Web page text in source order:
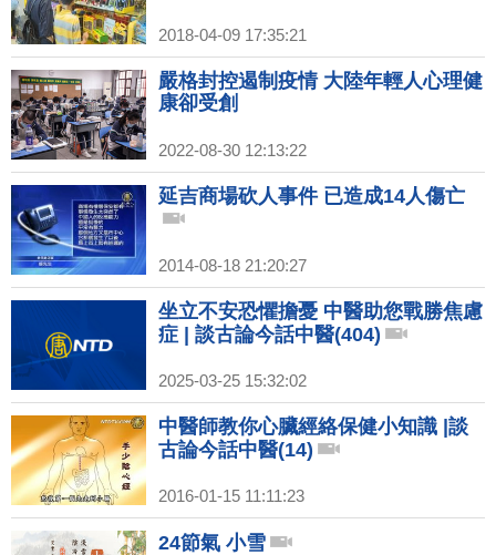
2018-04-09 17:35:21
嚴格封控遏制疫情 大陸年輕人心理健
康卻受創
2022-08-30 12:13:22
延吉商場砍人事件 已造成14人傷亡
2014-08-18 21:20:27
坐立不安恐懼擔憂 中醫助您戰勝焦慮
症 | 談古論今話中醫(404)
2025-03-25 15:32:02
中醫師教你心臟經絡保健小知識 |談
古論今話中醫(14)
2016-01-15 11:11:23
24節氣 小雪